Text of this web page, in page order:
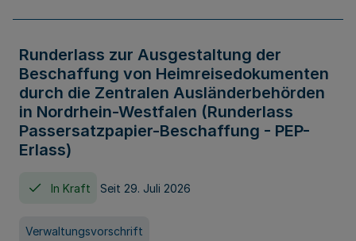
Runderlass zur Ausgestaltung der
Beschaffung von Heimreisedokumenten
durch die Zentralen Ausländerbehörden
in Nordrhein-Westfalen (Runderlass
Passersatzpapier-Beschaffung - PEP-
Erlass)
In Kraft Seit 29. Juli 2026
Verwaltungsvorschrift